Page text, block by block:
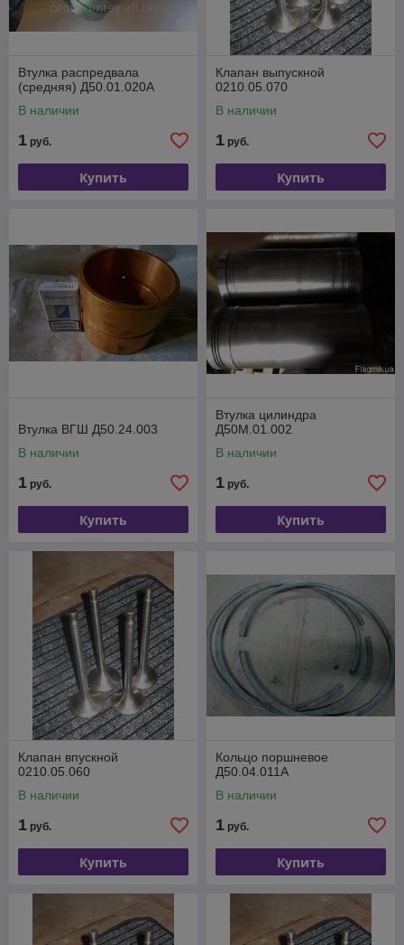
Втулка распредвала
(средняя) Д50.01.020А
В наличии
1 руб.
Купить
Клапан выпускной
0210.05.070
В наличии
1 руб.
Купить
Втулка ВГШ Д50.24.003
В наличии
1 руб.
Купить
Втулка цилиндра
Д50М.01.002
В наличии
1 руб.
Купить
Клапан впускной
0210.05.060
В наличии
1 руб.
Купить
Кольцо поршневое
Д50.04.011А
В наличии
1 руб.
Купить